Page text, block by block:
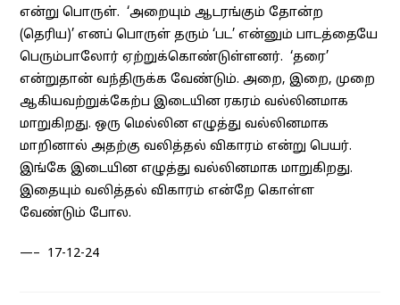
என்று பொருள். ‘அறையும் ஆடரங்கும் தோன்ற
(தெரிய)’ எனப் பொருள் தரும் ‘பட’ என்னும் பாடத்தையே
பெரும்பாலோர் ஏற்றுக்கொண்டுள்ளனர். ‘தரை’
என்றுதான் வந்திருக்க வேண்டும். அறை, இறை, முறை
ஆகியவற்றுக்கேற்ப இடையின ரகரம் வல்லினமாக
மாறுகிறது. ஒரு மெல்லின எழுத்து வல்லினமாக
மாறினால் அதற்கு வலித்தல் விகாரம் என்று பெயர்.
இங்கே இடையின எழுத்து வல்லினமாக மாறுகிறது.
இதையும் வலித்தல் விகாரம் என்றே கொள்ள
வேண்டும் போல.
—– 17-12-24